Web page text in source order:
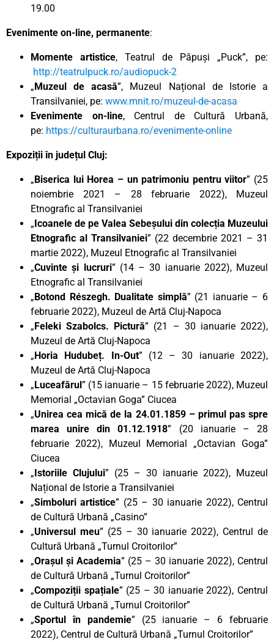
19.00
Evenimente on-line, permanente:
Momente artistice, Teatrul de Păpuși „Puck”, pe:
http://teatrulpuck.ro/audiopuck-2
„Muzeul de acasă”, Muzeul Național de Istorie a
Transilvaniei, pe: www.mnit.ro/muzeul-de-acasa
Evenimente on-line, Centrul de Cultură Urbană,
pe: https://culturaurbana.ro/evenimente-online
Expoziții în județul Cluj:
„Biserica lui Horea – un patrimoniu pentru viitor” (25
noiembrie 2021 – 28 februarie 2022), Muzeul
Etnografic al Transilvaniei
„Icoanele de pe Valea Sebeșului din colecția Muzeului
Etnografic al Transilvaniei” (22 decembrie 2021 – 31
martie 2022), Muzeul Etnografic al Transilvaniei
„Cuvinte și lucruri” (14 – 30 ianuarie 2022), Muzeul
Etnografic al Transilvaniei
„Botond Részegh. Dualitate simplă” (21 ianuarie – 6
februarie 2022), Muzeul de Artă Cluj-Napoca
„Feleki Szabolcs. Pictură” (21 – 30 ianuarie 2022),
Muzeul de Artă Cluj-Napoca
„Horia Hudubeț. In-Out” (12 – 30 ianuarie 2022),
Muzeul de Artă Cluj-Napoca
„Luceafărul” (15 ianuarie – 15 februarie 2022), Muzeul
Memorial „Octavian Goga” Ciucea
„Unirea cea mică de la 24.01.1859 – primul pas spre
marea unire din 01.12.1918” (20 ianuarie – 28
februarie 2022), Muzeul Memorial „Octavian Goga”
Ciucea
„Istoriile Clujului” (25 – 30 ianuarie 2022), Muzeul
Național de Istorie a Transilvaniei
„Simboluri artistice” (25 – 30 ianuarie 2022), Centrul
de Cultură Urbană „Casino”
„Universul meu” (25 – 30 ianuarie 2022), Centrul de
Cultură Urbană „Turnul Croitorilor”
„Orașul și Academia” (25 – 30 ianuarie 2022), Centrul
de Cultură Urbană „Turnul Croitorilor”
„Compoziții spațiale” (25 – 30 ianuarie 2022), Centrul
de Cultură Urbană „Turnul Croitorilor”
„Sportul în pandemie” (25 ianuarie – 6 februarie
2022), Centrul de Cultură Urbană „Turnul Croitorilor”